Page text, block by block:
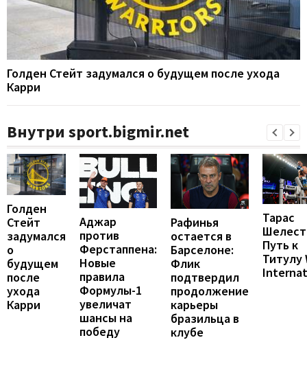
Голден Стейт задумался о будущем после ухода
Карри
Внутри sport.bigmir.net
Голден
Стейт
задумался
о
будущем
после
ухода
Карри
Аджар
против
Ферстаппена:
Новые
правила
Формулы-1
увеличат
шансы на
победу
Рафинья
остается в
Барселоне:
Флик
подтвердил
продолжение
карьеры
бразильца в
клубе
Тарас
Путь к
Титулу